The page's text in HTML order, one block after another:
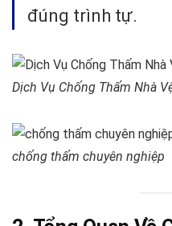
đúng trình tự.
Dịch Vụ Chống Thấm Nhà
chống thấm chuyên nghiệp